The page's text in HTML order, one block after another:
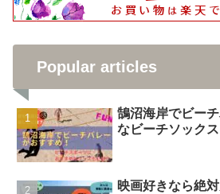
Popular articles
鵠沼海岸でビー
なビーチソック
映画好きなら絶